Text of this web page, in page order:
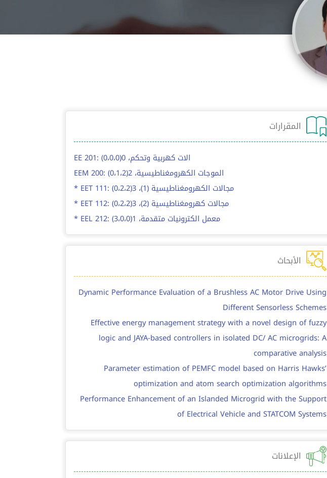
المقرارات
EE 201: الات كهربية وتحكم، 0(0،0،0)
EEM 200: الموجات الكهرومغناطيسية، 2(0،1،2)
* EET 111: مجالات الكهرومغناطيسية (1)، 3(0،2،2)
* EET 112: مجالات كهرومغناطيسية (2)، 3(0،2،2)
* EEL 212: معمل الكترونيات متقدمة، 1(3،0،0)
الأبحاث
Dynamic Performance Evaluation of a Brushless AC Motor Drive Using
Different Sensorless Schemes
Effective energy management strategy with a novel design of fuzzy
logic and JAYA-based controllers in isolated DC/ AC microgrids: A
comparative analysis
Parameter estimation of PEMFC model based on Harris Hawks’
optimization and atom search optimization algorithms
Performance Enhancement of an Islanded Microgrid with the Support
of Electrical Vehicle and STATCOM Systems
الإعلانات